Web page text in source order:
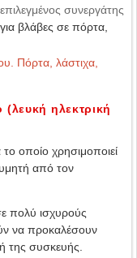
συνεργάτης
βλάβες σε πόρτα,
Πόρτα, λάστιχα,
(λευκή ηλεκτρική
οποίο χρησιμοποιεί
από τον
πολύ ισχυρούς
να προκαλέσουν
της συσκευής.